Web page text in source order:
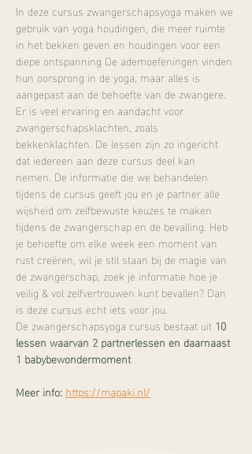
In deze cursus zwangerschapsyoga maken we
gebruik van yoga houdingen, die meer ruimte
in het bekken geven en houdingen voor een
diepe ontspanning De ademoefeningen vinden
hun oorsprong in de yoga, maar alles is
aangepast aan de behoefte van de zwangere.
Er is veel ervaring en aandacht voor
zwangerschapsklachten, zoals
bekkenklachten. De lessen zijn zo ingericht
dat iedereen aan deze cursus deel kan
nemen. De informatie die we behandelen
tijdens de cursus geeft jou en je partner alle
wijsheid om zelfbewuste keuzes te maken
tijdens de zwangerschap en de bevalling. Heb
je behoefte om elke week een moment van
rust creëren, wil je stil staan bij de magie van
de zwangerschap, zoek je informatie hoe je
veilig & vol zelfvertrouwen kunt bevallen? Dan
is deze cursus echt iets voor jou.
De zwangerschapsyoga cursus bestaat uit 10
lessen waarvan 2 partnerlessen en daarnaast
1 babybewondermoment
Meer info: https://mapaki.nl/